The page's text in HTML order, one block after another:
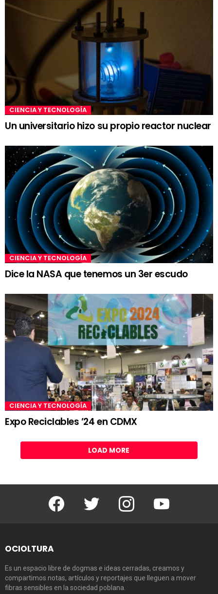
CIENCIA Y TECNOLOGÍA
Un universitario hizo su propio reactor nuclear
CIENCIA Y TECNOLOGÍA
Dice la NASA que tenemos un 3er escudo
CIENCIA Y TECNOLOGÍA
Expo Reciclables ’24 en CDMX
LOAD MORE
Facebook Twitter Instagram Youtube
OCIOLTURA
Es un espacio libre de dogmas e ideas cerradas, creamos y
compartimos notas, artículos y reportajes que lleguen a mover
fibras sensibles en la sociedad poblana.